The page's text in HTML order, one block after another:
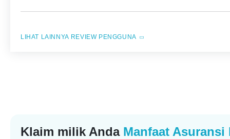
REVIEW PENGGUNA
Klaim milik AndaManfaat Asuransi